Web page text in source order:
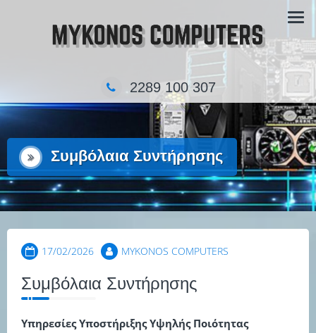
2289 100 307
Συμβόλαια Συντήρησης
17/02/2026 MYKONOS COMPUTERS
Συμβόλαια Συντήρησης
Υπηρεσίες Υποστήριξης Υψηλής Ποιότητας